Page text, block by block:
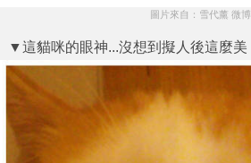
圖片來自：雪代薰 微博
▼這貓咪的眼神...沒想到擬人後這麼美